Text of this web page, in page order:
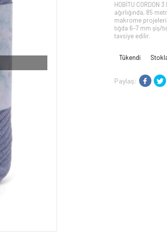
HOBİTU CORDON
ağırlığında, 85
makrome
tığda 6–7 mm şiş/
tavsiye edilir.
Tükendi
Paylaş: